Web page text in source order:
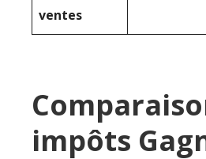
ventes
impôts